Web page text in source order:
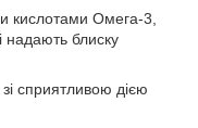
кислотами Омега-3,
надають блиску
сприятливою дією